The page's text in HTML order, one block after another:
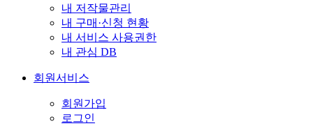
내 저작물관리
내 구매·신청 현황
내 서비스 사용권한
내 관심 DB
회원서비스
회원가입
로그인